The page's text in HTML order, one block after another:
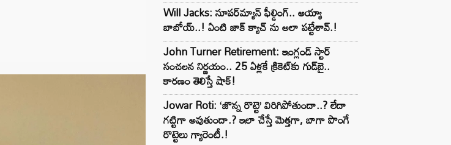
Will Jacks: సూపర్‌మ్యాన్ ఫీల్డింగ్.. అయ్యా
బాబోయ్..! ఏంటి జాక్ క్యాచ్ ను అలా పట్టేశావ్.!
John Turner Retirement: ఇంగ్లండ్ స్టార్
సంచలన నిర్ణయం.. 25 ఏళ్లకే క్రికెట్‌కు గుడ్‌బై..
కారణం తెలిస్తే షాక్!
Jowar Roti: ‘జొన్న రొట్టె’ విరిగిపోతుందా..? లేదా
గట్టిగా అవుతుందా.? ఇలా చేస్తే మెత్తగా, బాగా పొంగే
రొట్టెలు గ్యారెంటీ.!